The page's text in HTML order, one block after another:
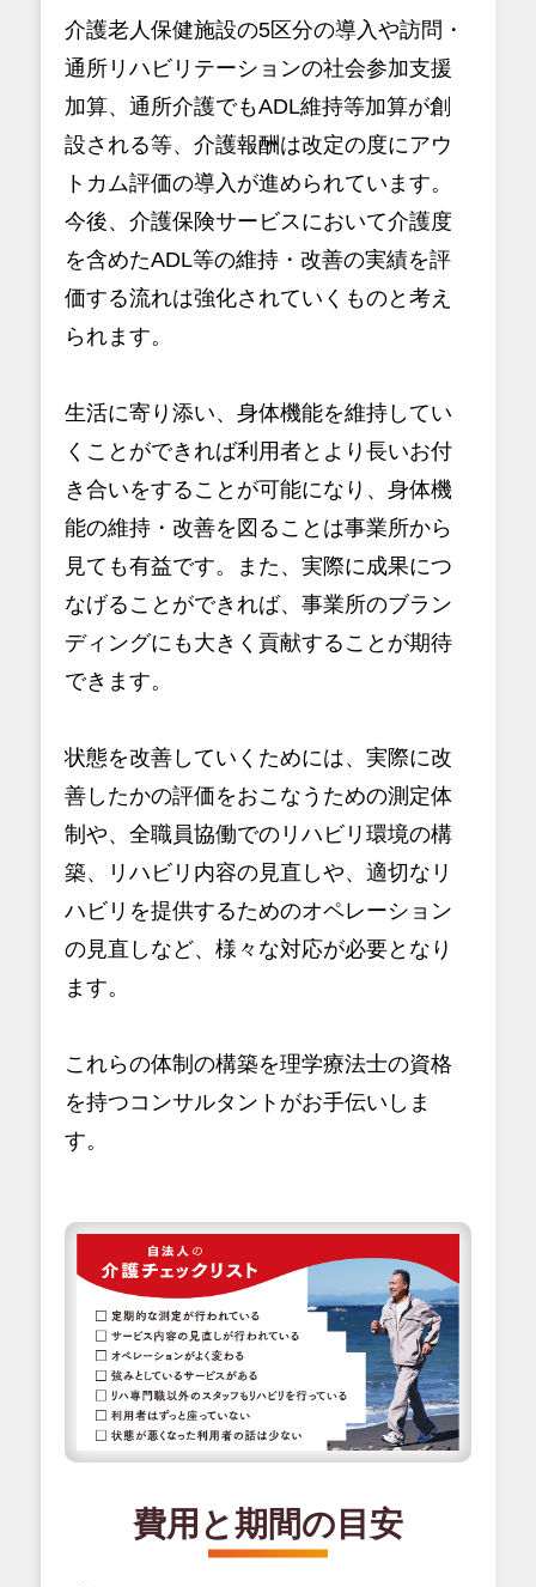
介護老人保健施設の5区分の導入や訪問・
通所リハビリテーションの社会参加支援
加算、通所介護でもADL維持等加算が創
設される等、介護報酬は改定の度にアウ
トカム評価の導入が進められています。
今後、介護保険サービスにおいて介護度
を含めたADL等の維持・改善の実績を評
価する流れは強化されていくものと考え
られます。
生活に寄り添い、身体機能を維持してい
くことができれば利用者とより長いお付
き合いをすることが可能になり、身体機
能の維持・改善を図ることは事業所から
見ても有益です。また、実際に成果につ
なげることができれば、事業所のブラン
ディングにも大きく貢献することが期待
できます。
状態を改善していくためには、実際に改
善したかの評価をおこなうための測定体
制や、全職員協働でのリハビリ環境の構
築、リハビリ内容の見直しや、適切なリ
ハビリを提供するためのオペレーション
の見直しなど、様々な対応が必要となり
ます。
これらの体制の構築を理学療法士の資格
を持つコンサルタントがお手伝いしま
す。
費用と期間の目安